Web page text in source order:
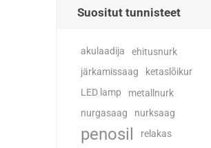
Suositut tunnisteet
akulaadija ehitusnurk
järkamissaag
ketaslõikur
LED lamp
metallnurk
nurgasaag nurksaag
penosil
relakas